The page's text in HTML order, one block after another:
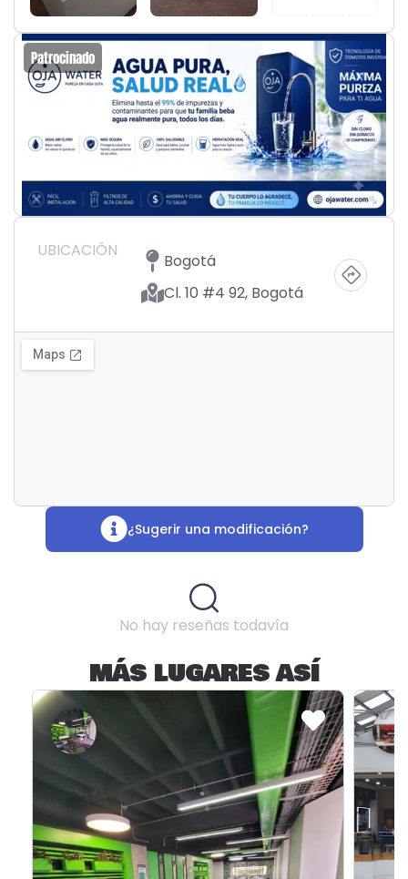
Patrocinado
UBICACIÓN
Bogotá
Cl. 10 #4 92, Bogotá
¿Sugerir una modificación?
No hay reseñas todavía
MÁS LUGARES ASÍ